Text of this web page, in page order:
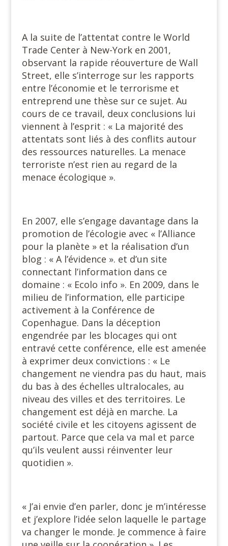
A la suite de l’attentat contre le World
Trade Center à New-York en 2001,
observant la rapide réouverture de Wall
Street, elle s’interroge sur les rapports
entre l’économie et le terrorisme et
entreprend une thèse sur ce sujet. Au
cours de ce travail, deux conclusions lui
viennent à l’esprit : « La majorité des
attentats sont liés à des conflits autour
des ressources naturelles. La menace
terroriste n’est rien au regard de la
menace écologique ».
En 2007, elle s’engage davantage dans la
promotion de l’écologie avec « l’Alliance
pour la planète » et la réalisation d’un
blog : « A l’évidence ». et d’un site
connectant l’information dans ce
domaine : « Ecolo info ». En 2009, dans le
milieu de l’information, elle participe
activement à la Conférence de
Copenhague. Dans la déception
engendrée par les blocages qui ont
entravé cette conférence, elle est amenée
à exprimer deux convictions : « Le
changement ne viendra pas du haut, mais
du bas à des échelles ultralocales, au
niveau des villes et des territoires. Le
changement est déjà en marche. La
société civile et les citoyens agissent de
partout. Parce que cela va mal et parce
qu’ils veulent aussi réinventer leur
quotidien ».
« J’ai envie d’en parler, donc je m’intéresse
et j’explore l’idée selon laquelle le partage
va changer le monde. Je commence à faire